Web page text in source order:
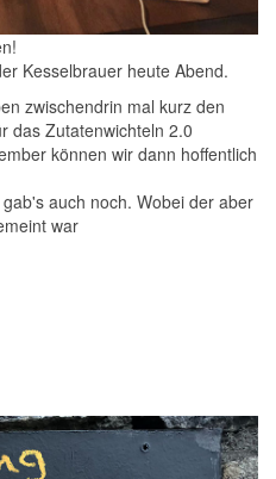
Kesselbrauer heute Abend.
zwischendrin mal kurz den
das Zutatenwichteln 2.0
können wir dann hoffentlich
auch noch. Wobei der aber
war